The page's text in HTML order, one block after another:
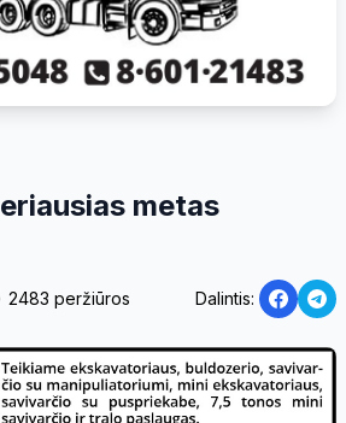
metas
2483 peržiūros Dalintis: